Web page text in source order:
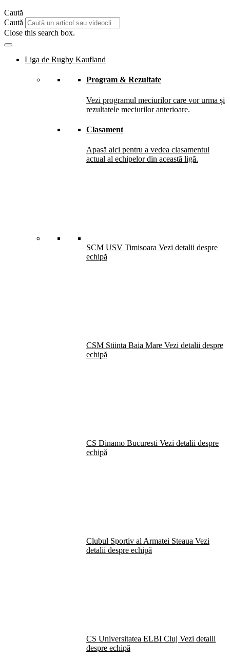
Caută
Caută
Close this search box.
Liga de Rugby Kaufland
Program & Rezultate
Vezi programul meciurilor care vor urma și
rezultatele meciurilor anterioare.
Clasament
Apasă aici pentru a vedea clasamentul
actual al echipelor din această ligă.
SCM USV Timisoara Vezi detalii despre
echipă
CSM Stiinta Baia Mare Vezi detalii despre
echipă
CS Dinamo Bucuresti Vezi detalii despre
echipă
Clubul Sportiv al Armatei Steaua Vezi
detalii despre echipă
CS Universitatea ELBI Cluj Vezi detalii
despre echipă